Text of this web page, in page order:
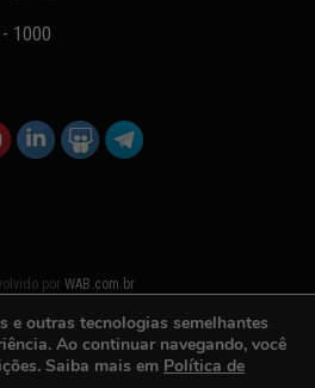
1000
porWAB.com.br
e outras tecnologias semelhantes
Ao continuar navegando, você
Saiba mais em Política de